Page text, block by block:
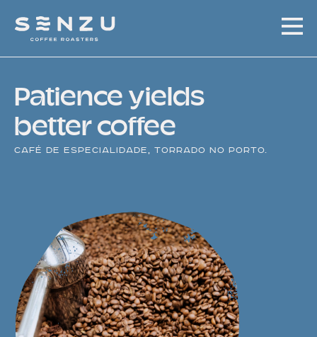
Patience yields
better coffee
Café de especialidade, torrado no Porto.